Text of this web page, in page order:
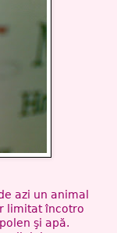
azi un animal
limitat încotro
şi apă.